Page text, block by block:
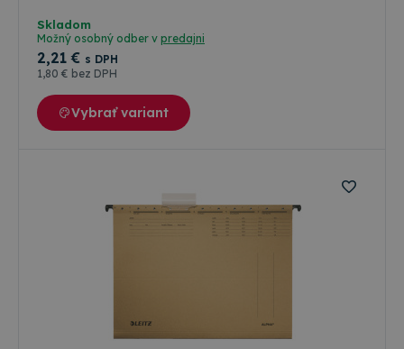
vzhľad. Žiarivé farby, ktoré zaujmú na prvý pohľad a sú
určené pre výnimočné pracovné prostredie. Vďaka
laminácii je povrch obalov na dokumenty lesklejší a
pevnejší. Dokonale dopĺňa ostatné produkty radu WOW
pre perfektný vzhľad kancelárie aj domácej kancelárie.
Kapacita obalu 250 listov 80g papiera. Farba metalická
modrá
Skladom
Možný osobný odber v predajni
2,21 € s DPH
1,80 € bez DPH
Vybrať variant